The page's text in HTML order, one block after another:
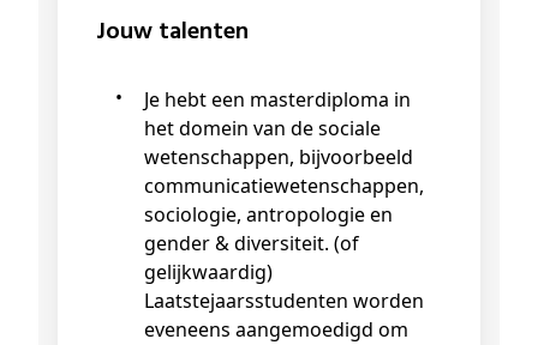
Jouw talenten
Je hebt een masterdiploma in
het domein van de sociale
wetenschappen, bijvoorbeeld
communicatiewetenschappen,
sociologie, antropologie en
gender & diversiteit. (of
gelijkwaardig)
Laatstejaarsstudenten worden
eveneens aangemoedigd om